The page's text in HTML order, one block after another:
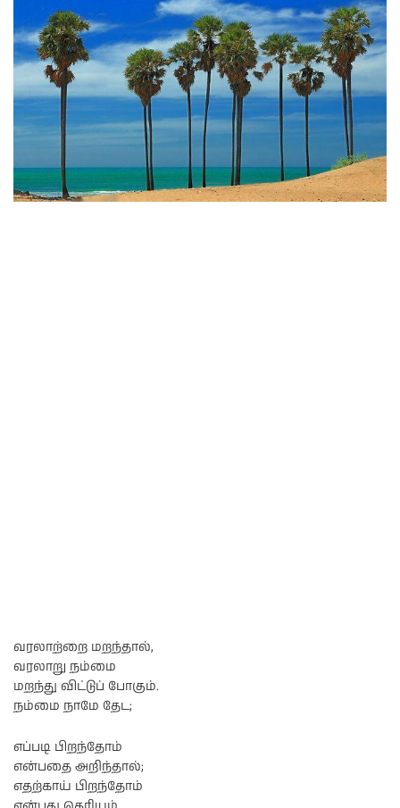
வரலாற்றை மறந்தால்,
வரலாறு நம்மை
மறந்து விட்டுப் போகும்.
நம்மை நாமே தேட;
எப்படி பிறந்தோம்
என்பதை அறிந்தால்;
எதற்காய் பிறந்தோம்